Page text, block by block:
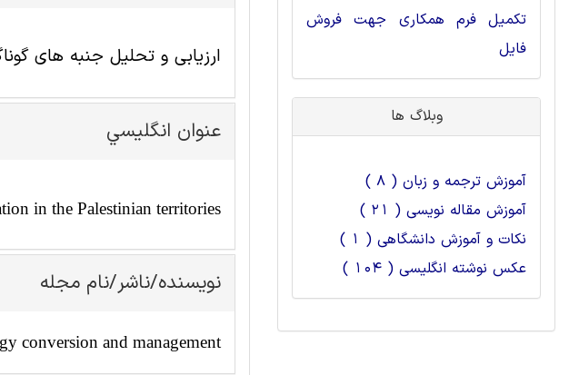
ارزیابی و تحلیل جنبه های
عنوان انگليسي
in the Palestinian territories
نویسنده/ناشر/نام مجله
conversion and management
تکمیل فرم همکاری جهت فروش
فایل
وبلاگ ها
آموزش ترجمه و زبان ( 8 )
آموزش مقاله نویسی ( 21 )
نکات و آموزش دانشگاهی ( 1 )
عکس نوشته انگلیسی ( 104 )